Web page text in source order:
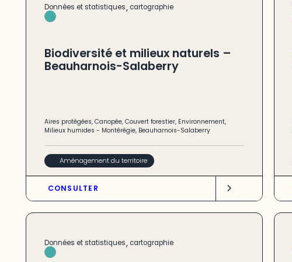
Données et statistiques, cartographie
Biodiversité et milieux naturels –
Beauharnois-Salaberry
Aires protégées, Canopée, Couvert forestier, Environnement,
Milieux humides - Montérégie, Beauharnois-Salaberry
Aménagement du territoire
CONSULTER
Données et statistiques, cartographie